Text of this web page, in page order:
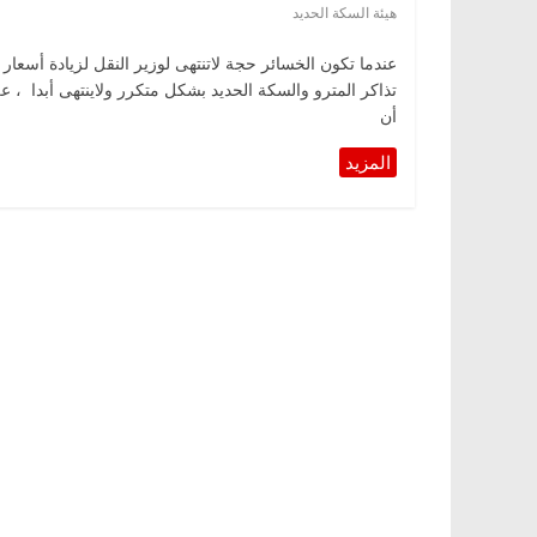
هيئة السكة الحديد
عندما تكون الخسائر حجة لاتنتهى لوزير النقل لزيادة أسعار
تذاكر المترو والسكة الحديد بشكل متكرر ولاينتهى أبدا ،
أن